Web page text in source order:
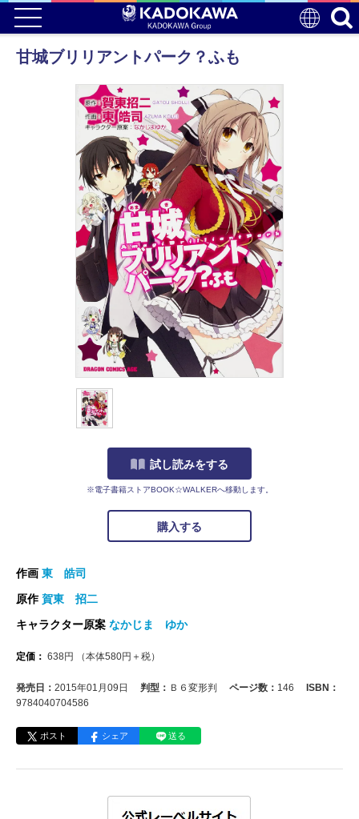
甘城ブリリアントパーク？ふも
試し読みをする
※電子書籍ストアBOOK☆WALKERへ移動します。
購入する
作画 東 皓司
原作賀東 招二
キャラクター原案 なかじま ゆか
定価： 638円 （本体580円＋税）
発売日： 2015年01月09日 判型： Ｂ６変形判 ページ数： 146
ISBN：
9784040704586
ポスト シェア 送る